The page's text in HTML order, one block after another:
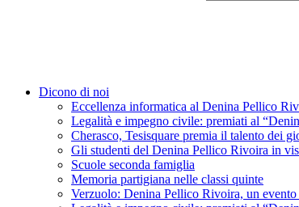
Dicono di noi
Eccellenza informatica al Denina Pellico
Legalità e impegno civile: premiati al
Cherasco, Tesisquare premia il talento dei
Gli studenti del Denina Pellico Rivoira in
Scuole seconda famiglia
Memoria partigiana nelle classi quinte
Verzuolo: Denina Pellico Rivoira, un